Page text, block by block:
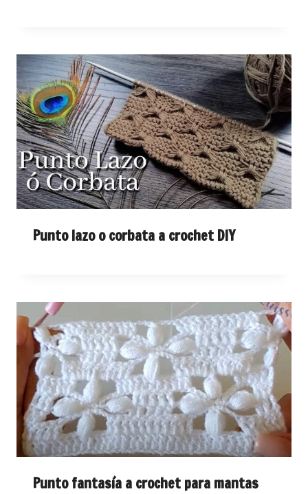
Punto lazo o corbata a crochet DIY
Punto fantasía a crochet para mantas